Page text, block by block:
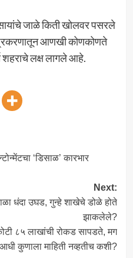
जाळे किती खोलवर पसरले
आणखी कोणकोणते
शहराचे लक्ष लागले आहे.
‘डिसाळ’ कारभार
Next:
धंदा उघड, गुन्हे शाखेचे डोळे होते
झाकलेले?
८५ लाखांची रोकड सापडते, मग
आधी कुणाला माहिती नव्हतीच कशी?